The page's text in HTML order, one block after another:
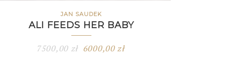
JAN SAUDEK
ALI FEEDS HER BABY
7500,00 zł 6000,00 zł